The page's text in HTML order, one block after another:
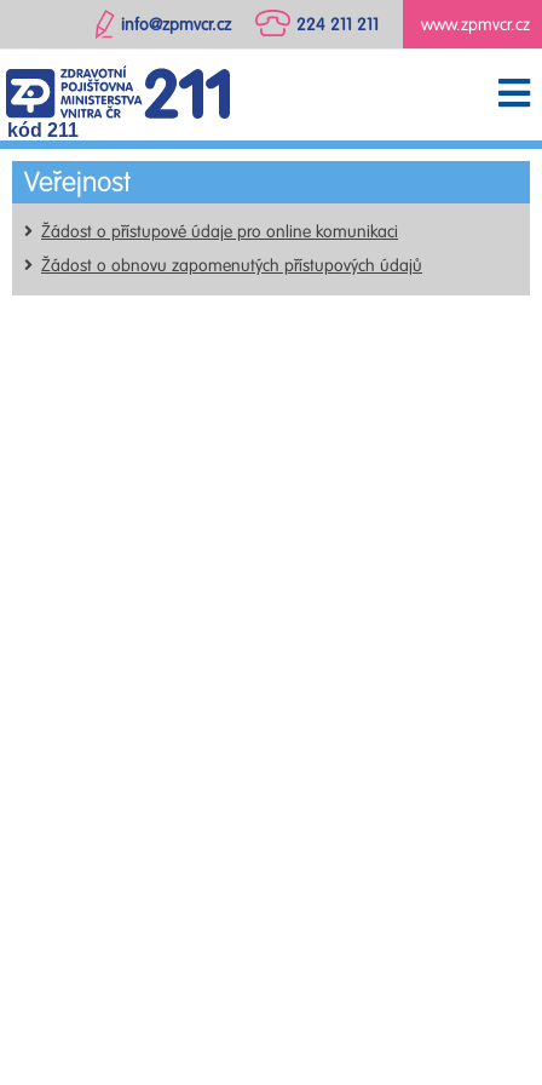
www.zpmvcr.cz
224 211 211
info@zpmvcr.cz
kód 211
Veřejnost
Žádost o přístupové údaje pro online komunikaci
Žádost o obnovu zapomenutých přístupových údajů